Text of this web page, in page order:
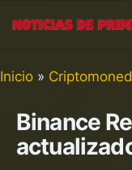
Inicio »
Binance